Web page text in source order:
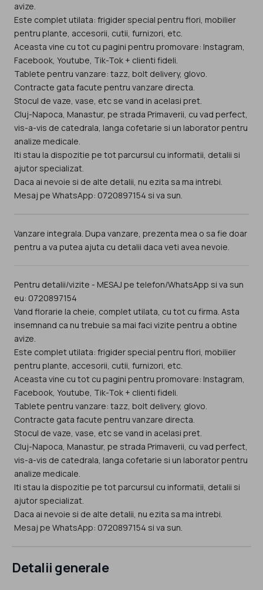
avize.
Este complet utilata: frigider special pentru flori, mobilier
pentru plante, accesorii, cutii, furnizori, etc.
Aceasta vine cu tot cu pagini pentru promovare: Instagram,
Facebook, Youtube, Tik-Tok + clienti fideli.
Tablete pentru vanzare: tazz, bolt delivery, glovo.
Contracte gata facute pentru vanzare directa.
Stocul de vaze, vase, etc se vand in acelasi pret.
Cluj-Napoca, Manastur, pe strada Primaverii, cu vad perfect,
vis-a-vis de catedrala, langa cofetarie si un laborator pentru
analize medicale.
Iti stau la dispozitie pe tot parcursul cu informatii, detalii si
ajutor specializat.
Daca ai nevoie si de alte detalii, nu ezita sa ma intrebi.
Mesaj pe WhatsApp: 0720897154 si va sun.
Vanzare integrala. Dupa vanzare, prezenta mea o sa fie doar
pentru a va putea ajuta cu detalii daca veti avea nevoie.
Pentru detalii/vizite - MESAJ pe telefon/WhatsApp si va sun
eu: 0720897154
Vand florarie la cheie, complet utilata, cu tot cu firma. Asta
insemnand ca nu trebuie sa mai faci vizite pentru a obtine
avize.
Este complet utilata: frigider special pentru flori, mobilier
pentru plante, accesorii, cutii, furnizori, etc.
Aceasta vine cu tot cu pagini pentru promovare: Instagram,
Facebook, Youtube, Tik-Tok + clienti fideli.
Tablete pentru vanzare: tazz, bolt delivery, glovo.
Contracte gata facute pentru vanzare directa.
Stocul de vaze, vase, etc se vand in acelasi pret.
Cluj-Napoca, Manastur, pe strada Primaverii, cu vad perfect,
vis-a-vis de catedrala, langa cofetarie si un laborator pentru
analize medicale.
Iti stau la dispozitie pe tot parcursul cu informatii, detalii si
ajutor specializat.
Daca ai nevoie si de alte detalii, nu ezita sa ma intrebi.
Mesaj pe WhatsApp: 0720897154 si va sun.
Detalii generale